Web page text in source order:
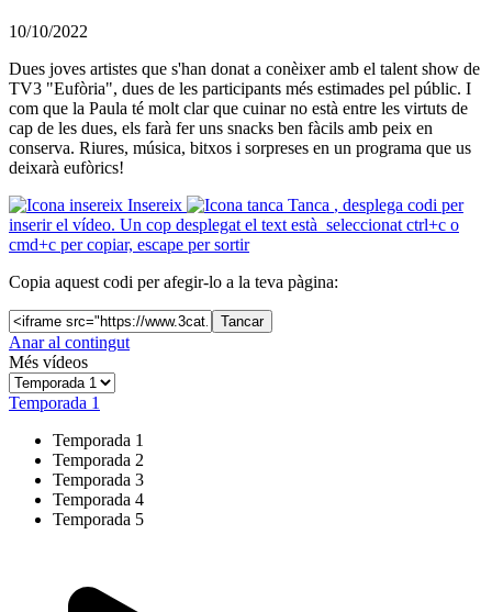
10/10/2022
Dues joves artistes que s'han donat a conèixer amb el talent show de
TV3 "Eufòria", dues de les participants més estimades pel públic. I
com que la Paula té molt clar que cuinar no està entre les virtuts de
cap de les dues, els farà fer uns snacks ben fàcils amb peix en
conserva. Riures, música, bitxos i sorpreses en un programa que us
deixarà eufòrics!
Insereix
Tanca , desplega codi per
inserir el vídeo. Un cop desplegat el text està seleccionat ctrl+c o
cmd+c per copiar, escape per sortir
Copia aquest codi per afegir-lo a la teva pàgina:
Tancar
Anar al contingut
Més vídeos
Temporada 1
Temporada 1
Temporada 2
Temporada 3
Temporada 4
Temporada 5